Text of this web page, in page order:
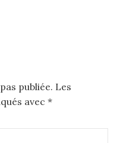
publiée. Les
avec *